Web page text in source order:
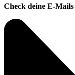
Check deine E-Mails